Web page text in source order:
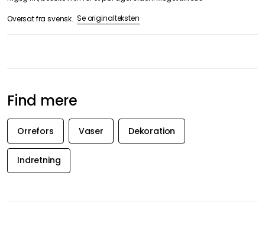
Oversat fra svensk. Se originalteksten
Find mere
Orrefors Vaser Dekoration
Indretning